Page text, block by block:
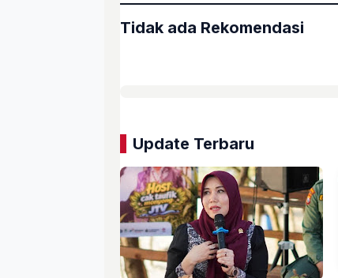
Tidak ada Rekomendasi
Update Terbaru